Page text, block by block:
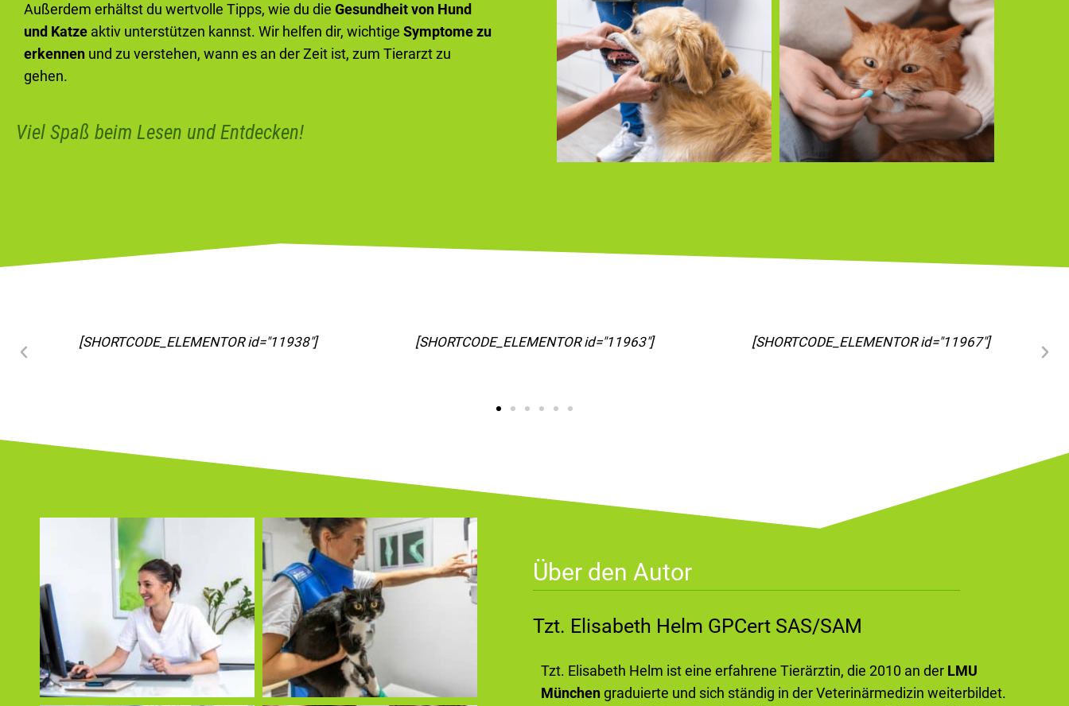
Außerdem erhältst du wertvolle Tipps, wie du die Gesundheit von Hund
und Katze aktiv unterstützen kannst. Wir helfen dir, wichtige Symptome zu
erkennen und zu verstehen, wann es an der Zeit ist, zum Tierarzt zu
gehen.
Viel Spaß beim Lesen und Entdecken!
[SHORTCODE_ELEMENTOR id="11963"] [SHORTCODE_ELEMENTOR id="11967"] [SHORTCODE_ELEMENTOR id="11973"]
Über den Autor
Tzt. Elisabeth Helm GPCert SAS/SAM
Tzt. Elisabeth Helm ist eine erfahrene Tierärztin, die 2010 an der LMU
Münchengraduierte und sich ständig in der Veterinärmedizin weiterbildet.